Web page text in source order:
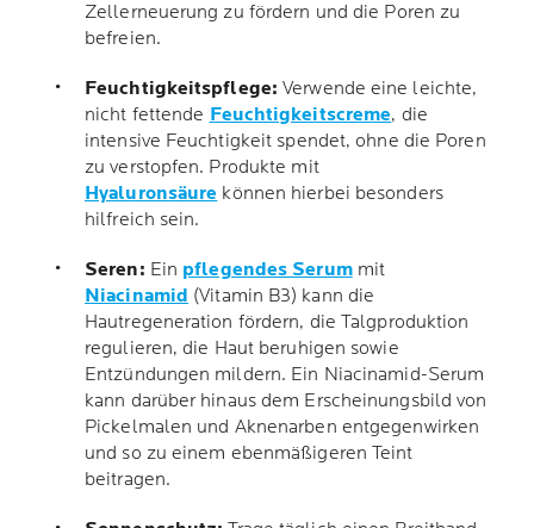
Zellerneuerung zu fördern und die Poren zu
befreien.
Feuchtigkeitspflege: Verwende eine leichte,
nicht fettende Feuchtigkeitscreme, die
intensive Feuchtigkeit spendet, ohne die Poren
zu verstopfen. Produkte mit
Hyaluronsäure können hierbei besonders
hilfreich sein.
Seren: Ein pflegendes Serummit
Niacinamid (Vitamin B3) kann die
Hautregeneration fördern, die Talgproduktion
regulieren, die Haut beruhigen sowie
Entzündungen mildern. Ein Niacinamid-Serum
kann darüber hinaus dem Erscheinungsbild von
Pickelmalen und Aknenarben entgegenwirken
und so zu einem ebenmäßigeren Teint
beitragen.